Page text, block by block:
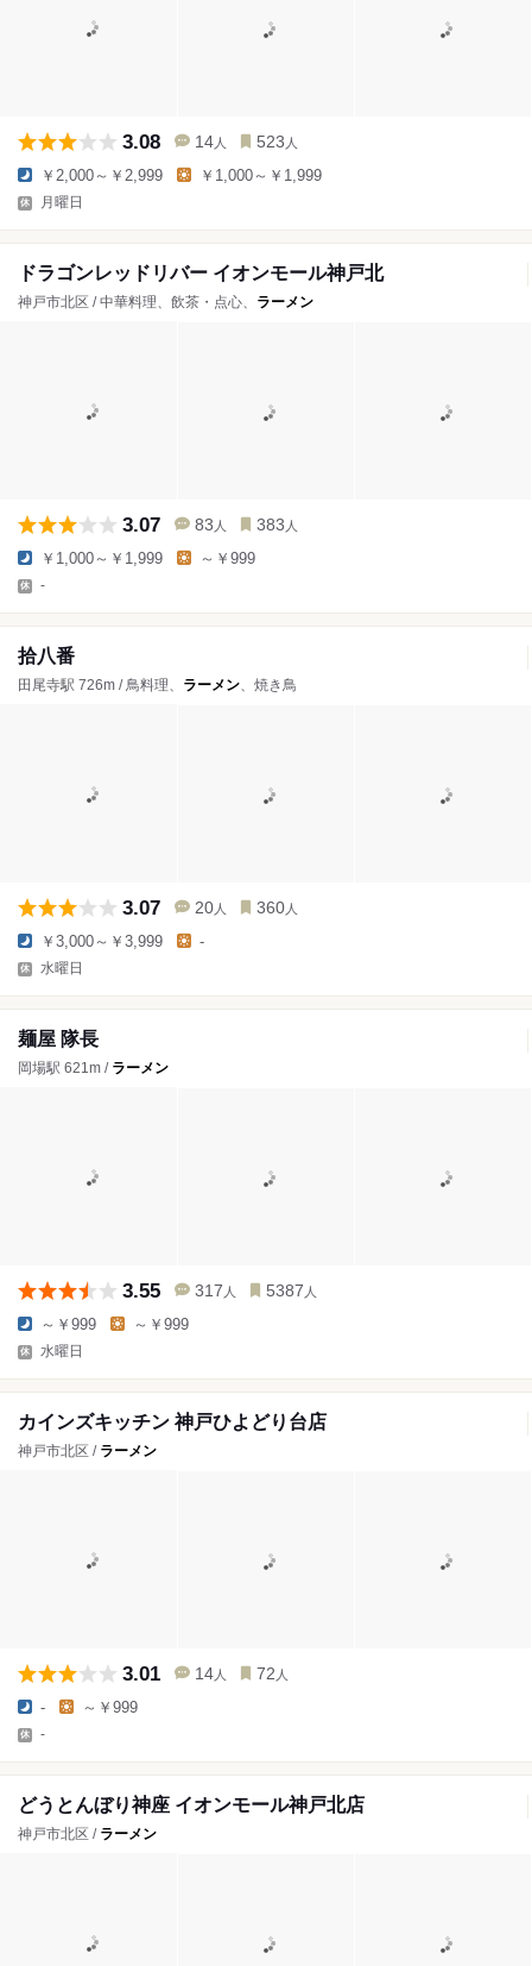
3.08 14 人 523 人
￥2,000～￥2,999 ￥1,000～￥1,999
月曜日
ドラゴンレッドリバー イオンモール神戸北
神戸市北区 / 中華料理、飲茶・点心、 ラーメン
3.07 83 人 383 人
￥1,000～￥1,999 ～￥999
-
拾八番
田尾寺駅 726m / 鳥料理、 ラーメン、焼き鳥
3.07 20 人 360 人
￥3,000～￥3,999 -
水曜日
麺屋 隊長
岡場駅 621m / ラーメン
3.55 317 人 5387 人
～￥999 ～￥999
水曜日
カインズキッチン 神戸ひよどり台店
神戸市北区 / ラーメン
3.01 14 人 72 人
- ～￥999
-
どうとんぼり神座 イオンモール神戸北店
神戸市北区 / ラーメン